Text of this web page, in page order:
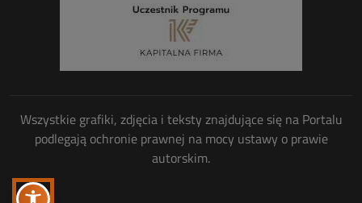
Wszystkie grafiki, zdjęcia i teksty znajdujące się na Portalu
podlegają ochronie prawnej na mocy ustawy o prawie
autorskim.